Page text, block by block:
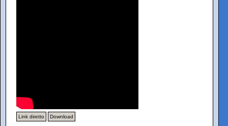
Link diretto Download